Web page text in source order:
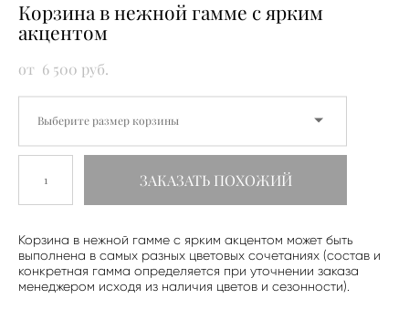
Корзина в нежной гамме с ярким
акцентом
от 6 500 pуб.
Выберите размер корзины
ЗАКАЗАТЬ ПОХОЖИЙ
Корзина в нежной гамме с ярким акцентом может быть
выполнена в самых разных цветовых сочетаниях (состав и
конкретная гамма определяется при уточнении заказа
менеджером исходя из наличия цветов и сезонности).